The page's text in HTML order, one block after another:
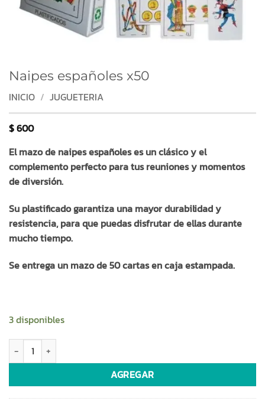
Naipes españoles x50
INICIO / JUGUETERIA
$600
El mazo de naipes españoles es un clásico y el
complemento perfecto para tus reuniones y momentos
de diversión.
Su plastificado garantiza una mayor durabilidad y
resistencia, para que puedas disfrutar de ellas durante
mucho tiempo.
Se entrega un mazo de 50 cartas en caja estampada.
3 disponibles
Naipes españoles x50 cantidad
AGREGAR